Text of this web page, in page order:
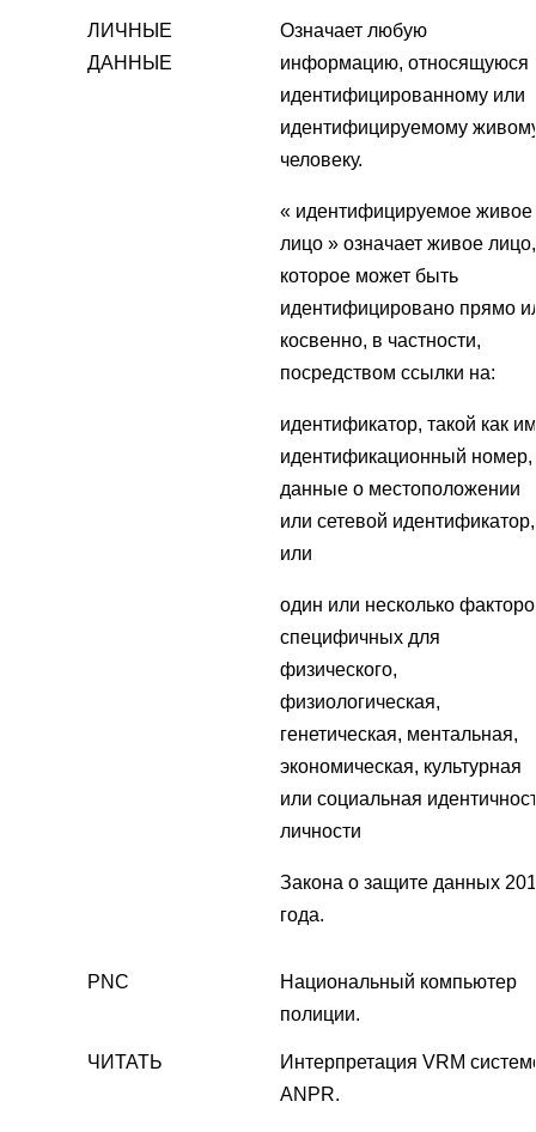
ЛИЧНЫЕ
ДАННЫЕ
Означает любую
информацию, относящуюся
идентифицированному или
идентифицируемому
человеку.
« идентифицируемое живое
лицо » означает живое лицо,
которое может быть
идентифицировано прямо
косвенно, в частности,
посредством ссылки на:
идентификатор, такой как
идентификационный номер,
данные о местоположении
или сетевой идентификатор,
или
один или несколько
специфичных для
физического,
физиологическая,
генетическая, ментальная,
экономическая, культурная
или социальная
личности
Закона о защите данных
года.
PNC
Национальный компьютер
полиции.
ЧИТАТЬ
Интерпретация VRM
ANPR.